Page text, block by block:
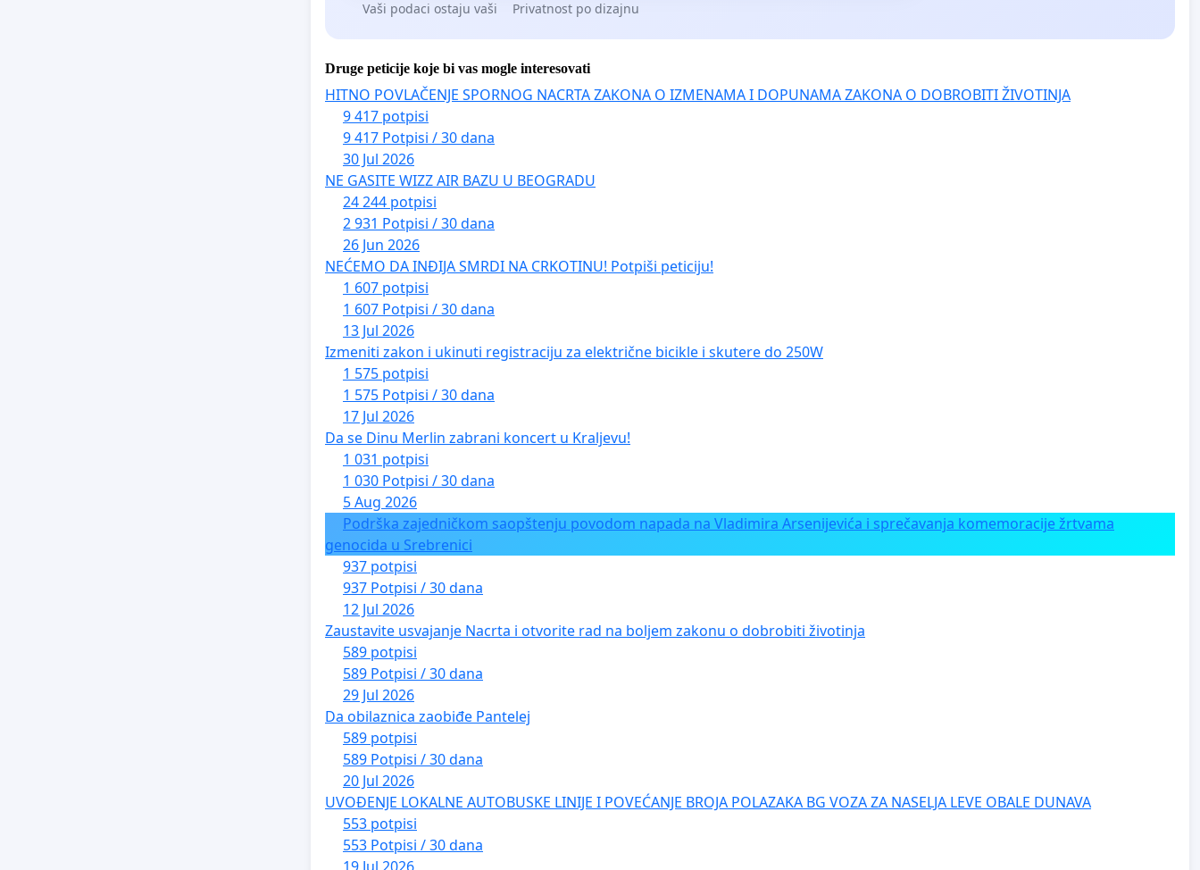
Vaši podaci ostaju vaši Privatnost po dizajnu
Druge peticije koje bi vas mogle interesovati
HITNO POVLAČENJE SPORNOG NACRTA ZAKONA O IZMENAMA I DOPUNAMA ZAKONA O DOBROBITI ŽIVOTINJA
9 417 potpisi
9 417 Potpisi / 30 dana
30 Jul 2026
NE GASITE WIZZ AIR BAZU U BEOGRADU
24 244 potpisi
2 931 Potpisi / 30 dana
26 Jun 2026
NEĆEMO DA INĐIJA SMRDI NA CRKOTINU! Potpiši peticiju!
1 607 potpisi
1 607 Potpisi / 30 dana
13 Jul 2026
Izmeniti zakon i ukinuti registraciju za električne bicikle i skutere do 250W
1 575 potpisi
1 575 Potpisi / 30 dana
17 Jul 2026
Da se Dinu Merlin zabrani koncert u Kraljevu!
1 031 potpisi
1 030 Potpisi / 30 dana
5 Aug 2026
Podrška zajedničkom saopštenju povodom napada na Vladimira Arsenijevića i sprečavanja komemoracije žrtvama
genocida u Srebrenici
937 potpisi
937 Potpisi / 30 dana
12 Jul 2026
Zaustavite usvajanje Nacrta i otvorite rad na boljem zakonu o dobrobiti životinja
589 potpisi
589 Potpisi / 30 dana
29 Jul 2026
Da obilaznica zaobiđe Pantelej
589 potpisi
589 Potpisi / 30 dana
20 Jul 2026
UVOĐENJE LOKALNE AUTOBUSKE LINIJE I POVEĆANJE BROJA POLAZAKA BG VOZA ZA NASELJA LEVE OBALE DUNAVA
553 potpisi
553 Potpisi / 30 dana